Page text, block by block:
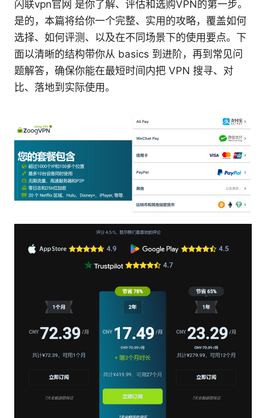
闪联vpn官网 是你了解、评估和选购VPN的第一步。
是的，本篇将给你一个完整、实用的攻略，覆盖如何
选择、如何评测、以及在不同场景下的使用要点。下
面以清晰的结构带你从 basics 到进阶，再到常见问
题解答，确保你能在最短时间内把 VPN 搜寻、对
比、落地到实际使用。